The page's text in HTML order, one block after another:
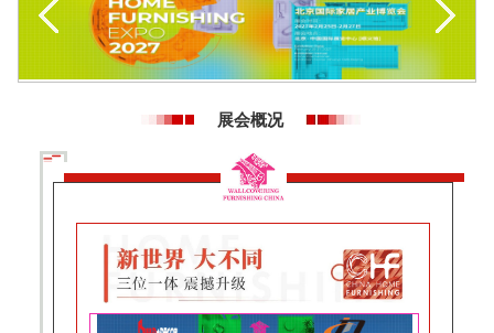
展商服务
展位申请
展会概况